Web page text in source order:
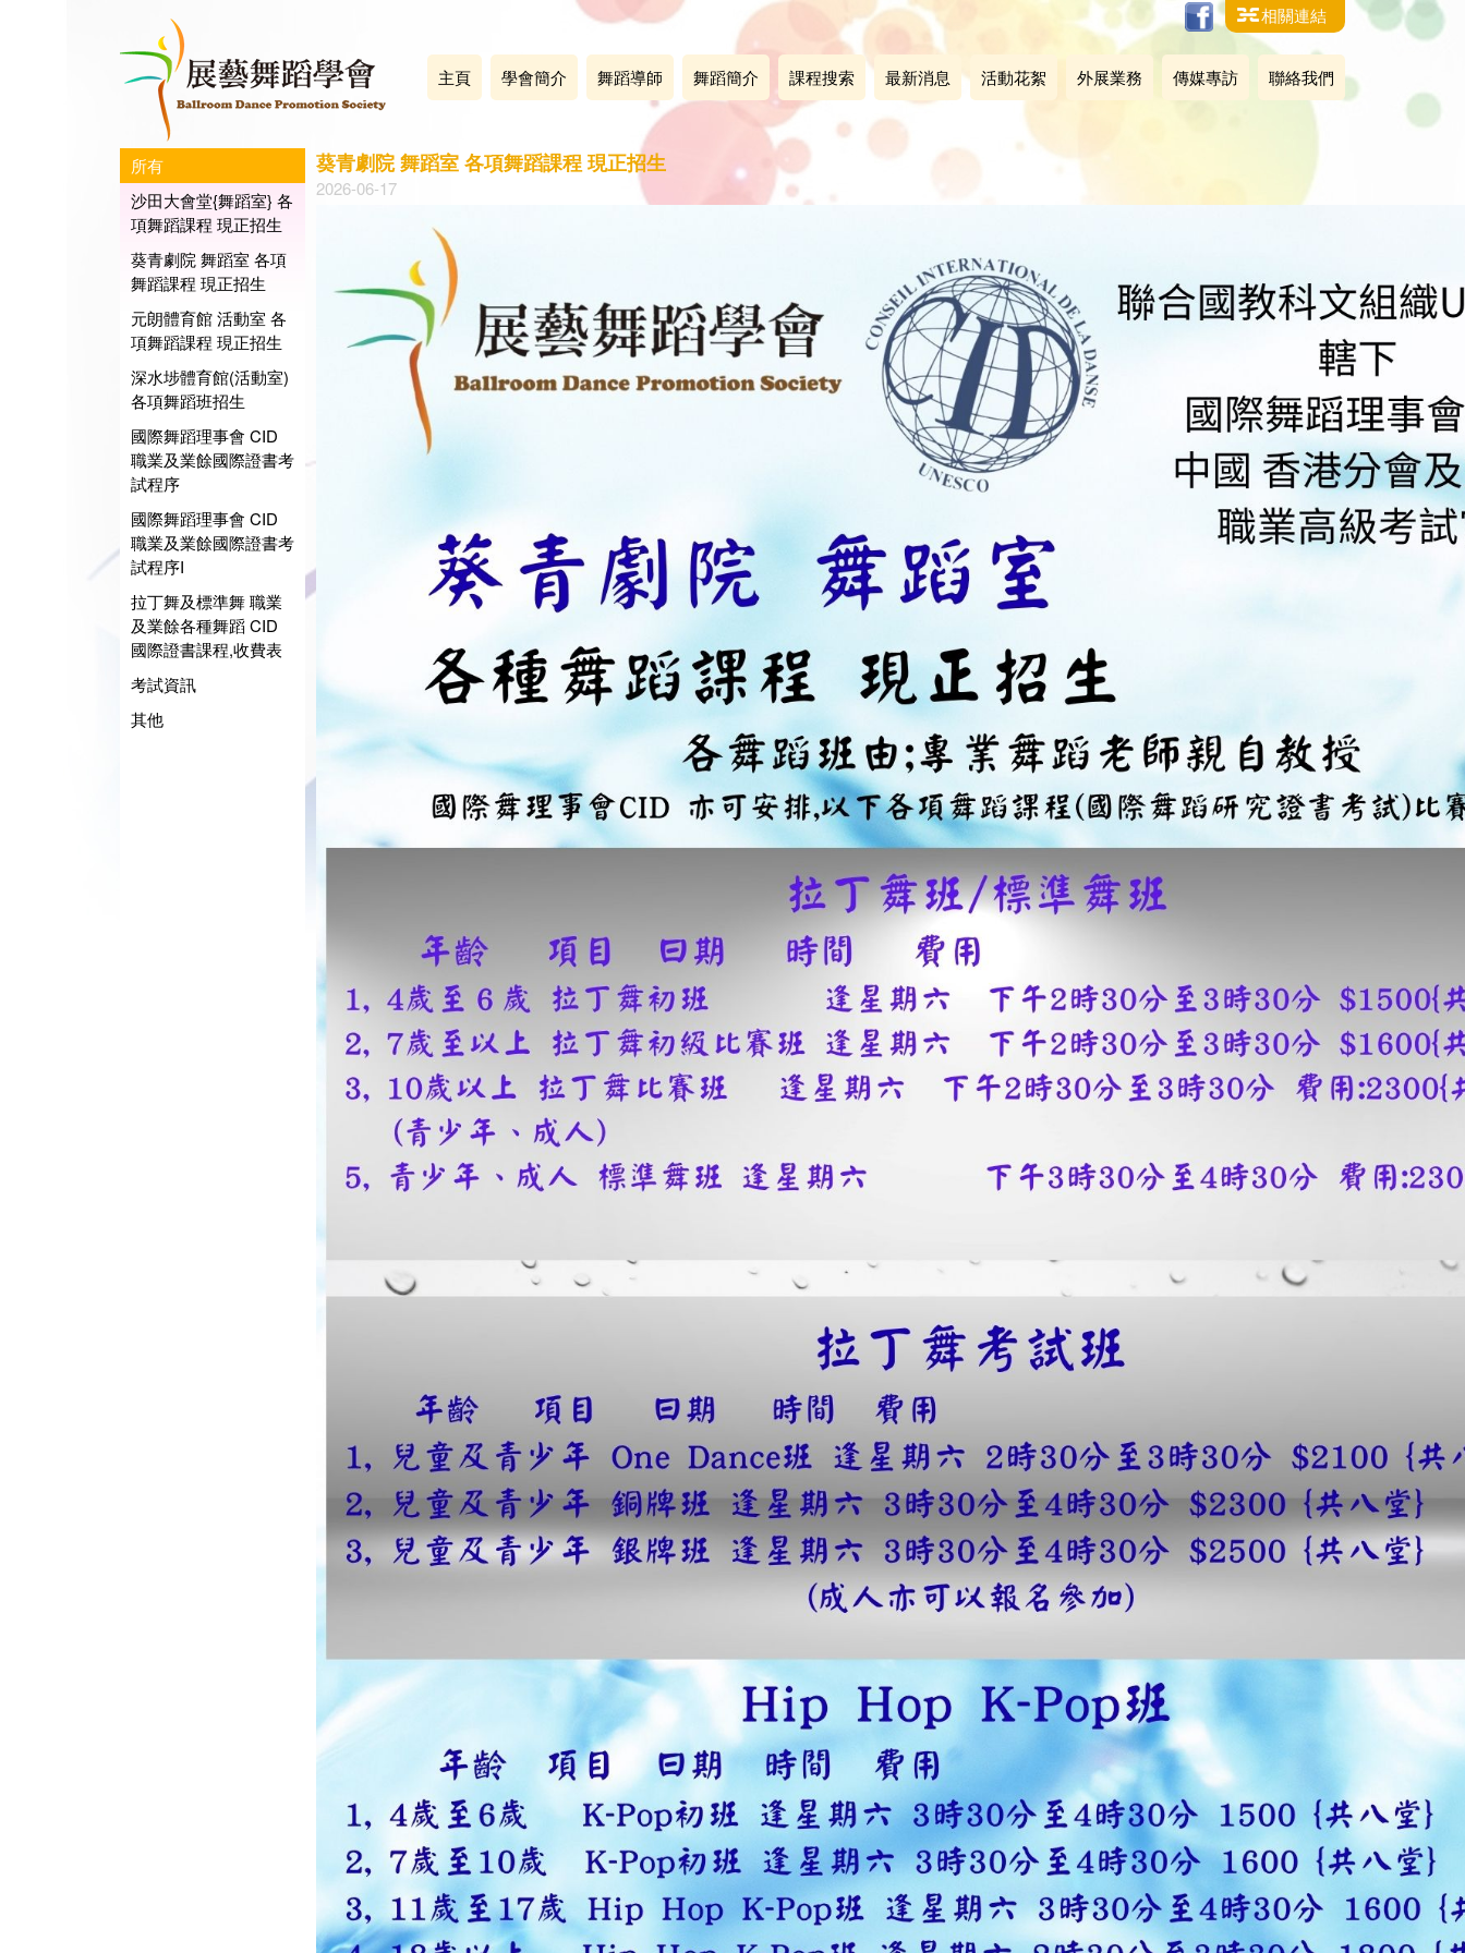
相關連結
主頁 學會簡介 舞蹈導師 舞蹈簡介 課程搜索 最新消息 活動花絮 外展業務 傳媒專訪 聯絡我們
所有
沙田大會堂{舞蹈室} 各
項舞蹈課程 現正招生
葵青劇院 舞蹈室 各項
舞蹈課程 現正招生
元朗體育館 活動室 各
項舞蹈課程 現正招生
深水埗體育館(活動室)
各項舞蹈班招生
國際舞蹈理事會 CID
職業及業餘國際證書考
試程序
國際舞蹈理事會 CID
職業及業餘國際證書考
試程序I
拉丁舞及標準舞 職業
及業餘各種舞蹈 CID
國際證書課程,收費表
考試資訊
其他
葵青劇院 舞蹈室 各項舞蹈課程 現正招生
2026-06-17